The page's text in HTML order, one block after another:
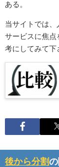
ある。
当サイトでは
サービスに焦点
考にしてみて下
後から分割